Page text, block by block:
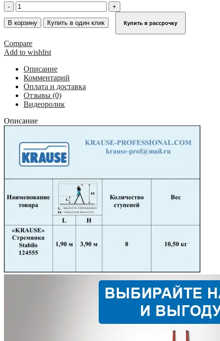
Количество
товара
Стремянка
STABILO
8
ступеней
124555
В корзину Купить в один клик Купить в рассрочку
Compare
Add to wishlist
Описание
Комментарий
Оплата и доставка
Отзывы (0)
Видеоролик
Описание